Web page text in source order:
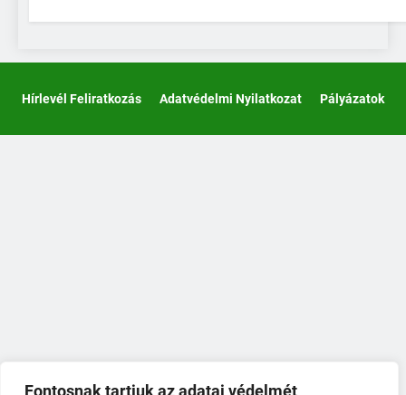
Fontosnak tartjuk az adatai védelmét
Hírlevél Feliratkozás Adatvédelmi Nyilatkozat Pályázatok